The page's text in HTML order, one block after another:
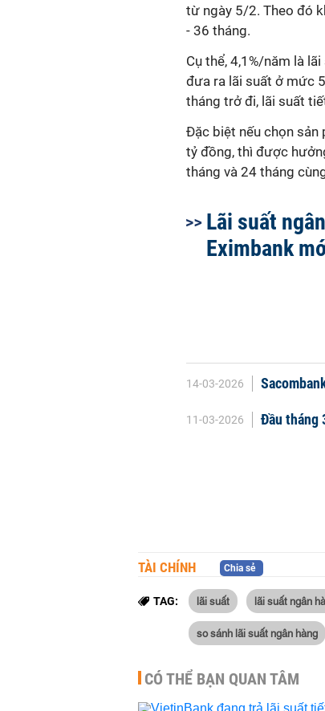
từ ngày 5/2. Theo đó
- 36 tháng.
Cụ thể, 4,1%/năm là
đưa ra lãi suất ở mức
tháng trở đi, lãi suất
Đặc biệt nếu chọn sản
tỷ đồng, thì được
tháng và 24 tháng
Lãi suất
Eximbank
14-03-2026
11-03-2026 Đầu tháng
TÀI CHÍNH Chia sẻ
TAG: lãi suất lãi suất ngân
so sánh lãi suất ngân hàng
CÓ THỂ BẠN QUAN TÂM